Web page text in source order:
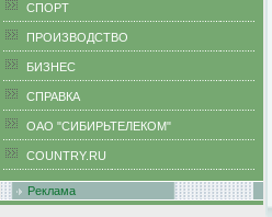
СПОРТ
ПРОИЗВОДСТВО
БИЗНЕС
CПРАВКА
ОАО "СИБИРЬТЕЛЕКОМ"
COUNTRY.RU
Реклама